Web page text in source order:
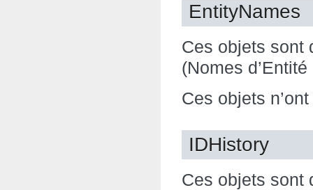
EntityNames
Ces objets sont
(Nomes
Ces objets
IDHistory
Ces objets sont